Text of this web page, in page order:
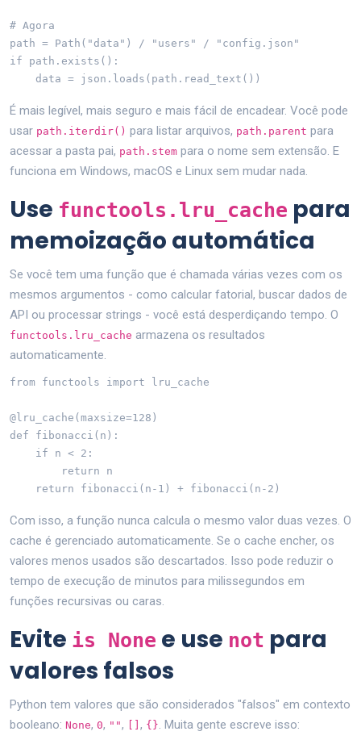
# Agora
path = Path("data") / "users" / "config.json"
if path.exists():
    data = json.loads(path.read_text())
É mais legível, mais seguro e mais fácil de encadear. Você pode
usar path.iterdir() para listar arquivos, path.parent para
acessar a pasta pai, path.stem para o nome sem extensão. E
funciona em Windows, macOS e Linux sem mudar nada.
Use functools.lru_cache para
memoização automática
Se você tem uma função que é chamada várias vezes com os
mesmos argumentos - como calcular fatorial, buscar dados de
API ou processar strings - você está desperdiçando tempo. O
functools.lru_cache armazena os resultados
automaticamente.
from functools import lru_cache
@lru_cache(maxsize=128)
def fibonacci(n):
    if n < 2:
        return n
    return fibonacci(n-1) + fibonacci(n-2)
Com isso, a função nunca calcula o mesmo valor duas vezes. O
cache é gerenciado automaticamente. Se o cache encher, os
valores menos usados são descartados. Isso pode reduzir o
tempo de execução de minutos para milissegundos em
funções recursivas ou caras.
Evite is None e use not para
valores falsos
Python tem valores que são considerados "falsos" em contexto
booleano: None, 0, "", [] , {} . Muita gente escreve isso: